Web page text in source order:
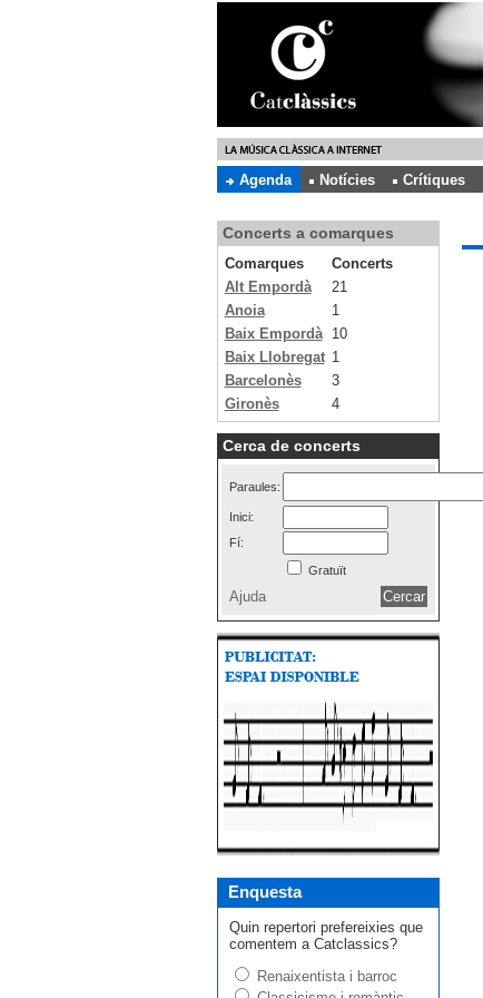
Agenda
Notícies Crítiques
Concerts a comarques
Comarques
Concerts
Alt Empordà
21
Anoia
1
Baix Empordà
10
Baix Llobregat 1
Barcelonès
3
Gironès
4
Cerca de concerts
Paraules:
Inici:
Fí:
Gratuït
Ajuda
Enquesta
Quin repertori prefereixies que
comentem a Catclassics?
Renaixentista i barroc